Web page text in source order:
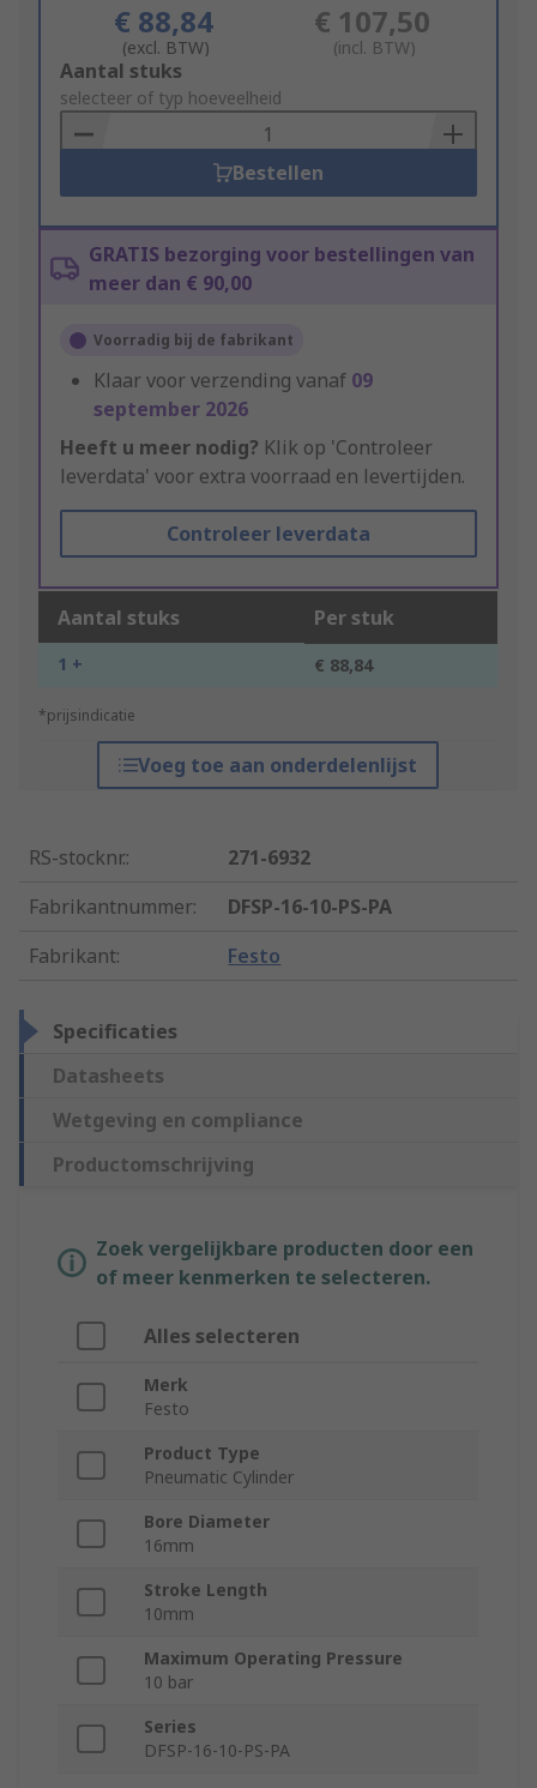
€ 88,84
(excl. BTW)
€ 107,50
(incl. BTW)
Add
to
Basket
Aantal stuks
selecteer of typ hoeveelheid
Bestellen
GRATIS bezorging voor bestellingen van
meer dan € 90,00
Voorradig bij de fabrikant
Klaar voor verzending vanaf 09
september 2026
Heeft u meer nodig? Klik op 'Controleer
leverdata' voor extra voorraad en levertijden.
Controleer leverdata
Aantal stuks Per stuk
1 + € 88,84
*prijsindicatie
Voeg toe aan onderdelenlijst
RS-stocknr.:
271-6932
Fabrikantnummer:
DFSP-16-10-PS-PA
Fabrikant: Festo
Specificaties
Datasheets
Wetgeving en compliance
Productomschrijving
Zoek vergelijkbare producten door een
of meer kenmerken te selecteren.
Alles selecteren
Merk
Festo
Product Type
Pneumatic Cylinder
Bore Diameter
16mm
Stroke Length
10mm
Maximum Operating Pressure
10 bar
Series
DFSP-16-10-PS-PA